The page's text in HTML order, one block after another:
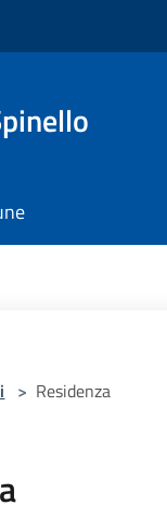
> Residenza